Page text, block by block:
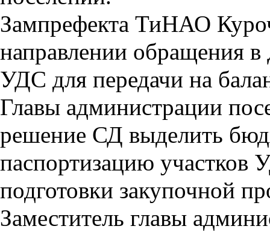
Зампрефекта ТиНАО
направлении обращения
УДС для передачи на
Главы администрации
решение СД выделить
паспортизацию участков
подготовки закупочной
Заместитель главы